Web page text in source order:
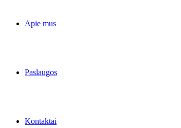
Apie mus
Paslaugos
Kontaktai